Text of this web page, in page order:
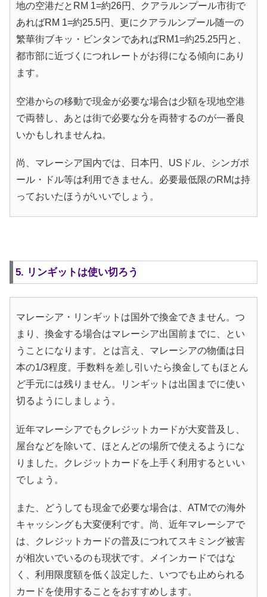
地の空港だとRM 1=約26円、クアラルンプール市街で
あればRM 1=約25.5円、更にクアラルンプール随一の
繁華街ブキッ・ビンタンであればRM1=約25.25円と、
都市部に近づくにつれレートがお得になる傾向にあり
ます。
空港からの移動で現金が必要な場合は少額を現地空港
で両替し、あとは街で必要な分を両替するのが一番良
いかもしれませんね。
尚、マレーシア国内では、日本円、USドル、シンガポ
ール・ドル等は利用できません。必要最低限のRMは持
っておいたほうがいいでしょう。
5. リンギットは使い切ろう
マレーシア・リンギットは国外で換金できません。つ
まり、換金する場合はマレーシア出国前までに、とい
うことになります。とは言え、マレーシアの物価は日
本の1/3程度。手数料を差し引いたら換金してもほとん
ど手元には残りません。リンギットは出国までに使い
切るようにしましょう。
近年マレーシアでもクレジットカードが大変普及し、
屋台などを除いて、ほとんどの場所で使えるようにな
りました。クレジットカードを上手く利用するといい
でしょう。
また、どうしても現金で必要な場合は、ATMでの海外
キャッシングも大変便利です。尚、近年マレーシアで
は、クレジットカードの普及につれてスキミング被害
が相次いでいるのも現状です。メインカードではな
く、利用限度額を低く設定した、いつでも止められる
カードを使用することをおすすめします。